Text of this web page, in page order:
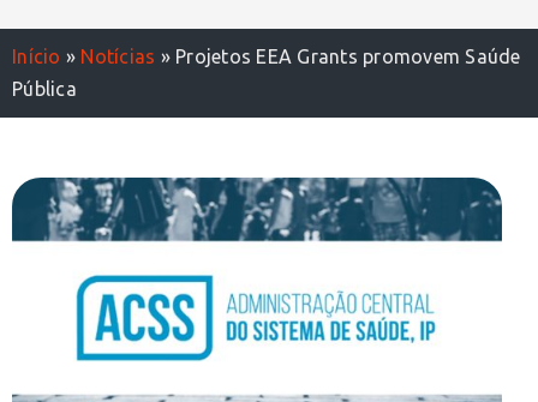
Início » Notícias » Projetos EEA Grants promovem Saúde
Pública